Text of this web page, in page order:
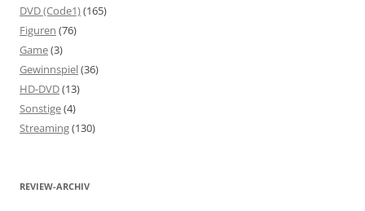
DVD (Code1)(165)
Figuren (76)
Game(3)
Gewinnspiel(36)
HD-DVD(13)
Sonstige(4)
Streaming(130)
REVIEW-ARCHIV